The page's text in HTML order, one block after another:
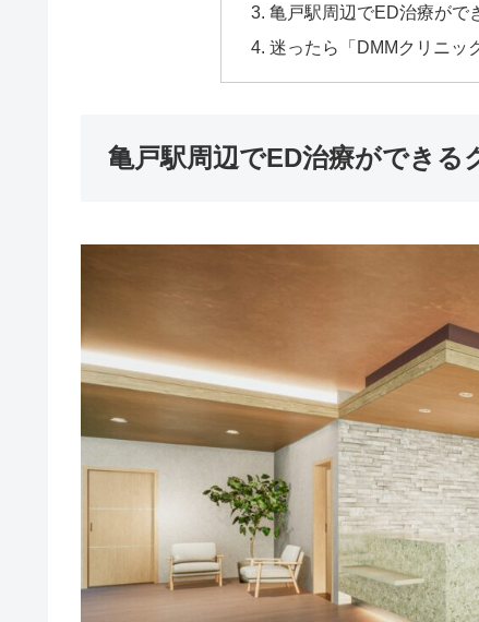
亀戸駅周辺でED治療がで
迷ったら「DMMクリニッ
亀戸駅周辺でED治療ができ